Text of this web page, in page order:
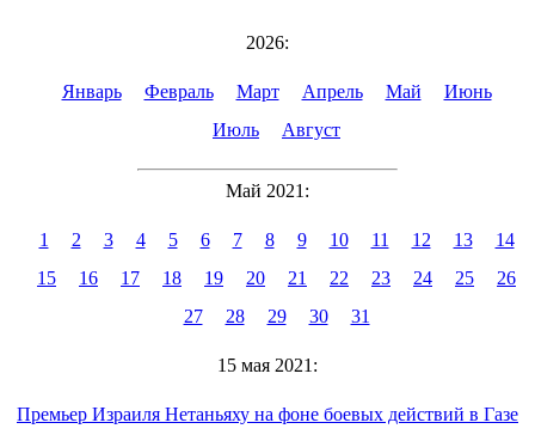
2026:
Январь Февраль Март Апрель Май
Июнь
Июль
Август
Май 2021:
1 2 3 4 5 6 7 8 9 10 11 12 13
14
15
16 17 18 19 20 21 22 23 24 25
26
27
28 29 30 31
15 мая 2021:
Премьер Израиля Нетаньяху на фоне боевых действий в Газе